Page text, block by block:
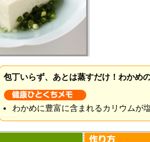
包丁いらず、あとは蒸すだけ！わかめ
わかめに豊富に含まれるカリウムが